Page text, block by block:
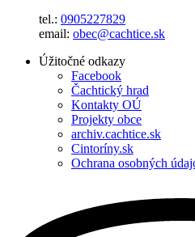
tel.: 0905227829
email: obec@cachtice.sk
Úžitočné odkazy
Facebook
Čachtický hrad
Kontakty OÚ
Projekty obce
archiv.cachtice.sk
Cintoríny.sk
Ochrana osobných